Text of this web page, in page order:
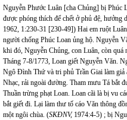
Nguyễn Phước Luân [cha Chủng] bị Phúc
được phóng thích để chết ở phủ đệ, hưởng
1962, 1:230-31 [230-49]) Hai em ruột
người chống Phúc Loan ủng hộ. Nguyễn
khi đó, Nguyễn Chủng, con Luân, còn quá
Tháng 7-8/1773, Loan giết Nguyễn Văn.
Ngô Đình Thứ và tri phủ Trần Giai làm giả
Nhạc, rải ngoài đường. Tham mưu Tá bắt
Thuần trừng phạt Loan. Loan cãi là bị vu
bắt giết đi. Lại làm thư tố cáo Văn thông
một ngôi chùa. (SKĐNV,1974:4-5) ; bị